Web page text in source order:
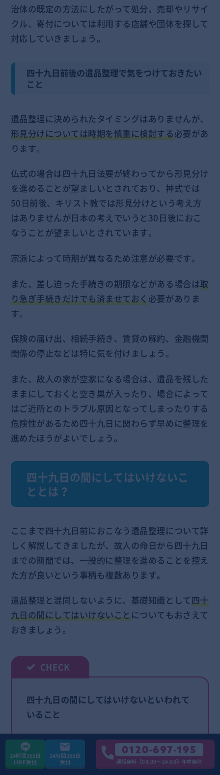
治体の既定の方法にしたがって処分、売却やリサイ
クル、寄付については利用する店舗や団体を探して
対応していきましょう。
四十九日前後の遺品整理で気をつけておきたい
こと
遺品整理に決められたタイミングはありませんが、
形見分けについては時期を慎重に検討する必要があ
ります。
仏式の場合は四十九日法要が終わってから形見分け
を進めることが望ましいとされており、神式では
50日前後、キリスト教では形見分けという考え方
はありませんが日本の考えでいうと30日後におこ
なうことが望ましいとされています。
宗派によって時期が異なるため注意が必要です。
また、差し迫った手続きの期限などがある場合は取
り急ぎ手続きだけでも済ませておく必要がありま
す。
保険の届け出、相続手続き、賃貸の解約、金融機関
関係の停止などは特に気を付けましょう。
また、故人の家が空家になる場合は、遺品を残した
ままにしておくと空き巣が入ったり、場合によって
はご近所とのトラブル原因となってしまったりする
危険性があるため四十九日に関わらず早めに整理を
進めたほうがよいでしょう。
四十九日の間にしてはいけないこ
ととは？
ここまで四十九日前におこなう遺品整理について詳
しく解説してきましたが、故人の命日から四十九日
までの期間では、一般的に整理を進めることを控え
た方が良いという事柄も複数あります。
遺品整理と混同しないように、基礎知識として四十
九日の間にしてはいけないことについてもおさえて
おきましょう。
四十九日の間にしてはいけないといわれて
いること
・神社のお参り
・お正月のお祝いや新年を祝う挨拶
・結婚式や七五三などのお祝い行事への参
24時間365日
LINE受付
24時間365日
受付
0120-697-195
通話無料《08:00〜24:00》年中無休